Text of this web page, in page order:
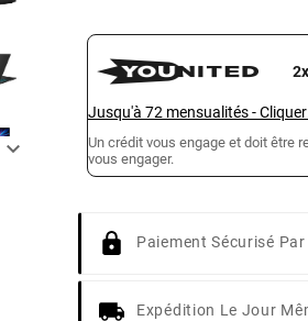

2x
Jusqu'à 72 mensualités-
Un crédit vous engage et doit être
vous engager.
Paiement Sécurisé Par
Expédition Le Jour